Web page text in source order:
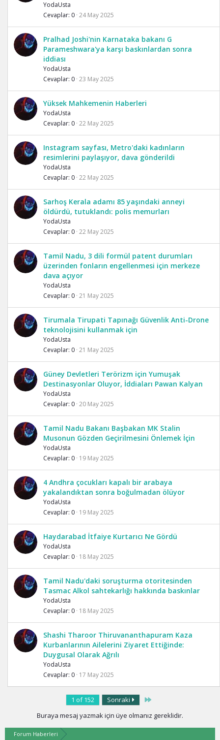
YodaUsta
Cevaplar 0 24 May 2025
Pralhad Joshi'nin Karnataka bakanı G
Parameshwara'ya karşı baskınlardan sonra
iddiası
YodaUsta
Cevaplar 0 23 May 2025
Yüksek Mahkemenin Haberleri
YodaUsta
Cevaplar 0 22 May 2025
Instagram sayfası, Metro'daki kadınların
resimlerini paylaşıyor, dava gönderildi
YodaUsta
Cevaplar 0 22 May 2025
Sarhoş Kerala adamı 85 yaşındaki anneyi
öldürdü, tutuklandı: polis memurları
YodaUsta
Cevaplar 0 22 May 2025
Tamil Nadu, 3 dili formül patent durumları
üzerinden fonların engellenmesi için merkeze
dava açıyor
YodaUsta
Cevaplar 0 21 May 2025
Tirumala Tirupati Tapınağı Güvenlik Anti-Drone
teknolojisini kullanmak için
YodaUsta
Cevaplar 0 21 May 2025
Güney Devletleri Terörizm için Yumuşak
Destinasyonlar Oluyor, İddiaları Pawan Kalyan
YodaUsta
Cevaplar 0 20 May 2025
Tamil Nadu Bakanı Başbakan MK Stalin
Musonun Gözden Geçirilmesini Önlemek İçin
YodaUsta
Cevaplar 0 19 May 2025
4 Andhra çocukları kapalı bir arabaya
yakalandıktan sonra boğulmadan ölüyor
YodaUsta
Cevaplar 0 19 May 2025
Haydarabad İtfaiye Kurtarıcı Ne Gördü
YodaUsta
Cevaplar 0 18 May 2025
Tamil Nadu'daki soruşturma otoritesinden
Tasmac Alkol sahtekarlığı hakkında baskınlar
YodaUsta
Cevaplar 0 18 May 2025
Shashi Tharoor Thiruvananthapuram Kaza
Kurbanlarının Ailelerini Ziyaret Ettiğinde:
Duygusal Olarak Ağrılı
YodaUsta
Cevaplar 0 17 May 2025
1 of 152 Sonraki
Last
Buraya mesaj yazmak için üye olmanız gereklidir.
Forum Haberleri